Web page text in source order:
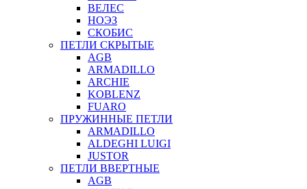
ВЕЛЕС
НОЭЗ
СКОБИС
ПЕТЛИ СКРЫТЫЕ
AGB
ARMADILLO
ARCHIE
KOBLENZ
FUARO
ПРУЖИННЫЕ ПЕТЛИ
ARMADILLO
ALDEGHI LUIGI
JUSTOR
ПЕТЛИ ВВЕРТНЫЕ
AGB